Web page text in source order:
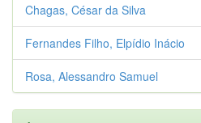
Chagas, César da Silva
Fernandes Filho, Elpídio Inácio
Rosa, Alessandro Samuel